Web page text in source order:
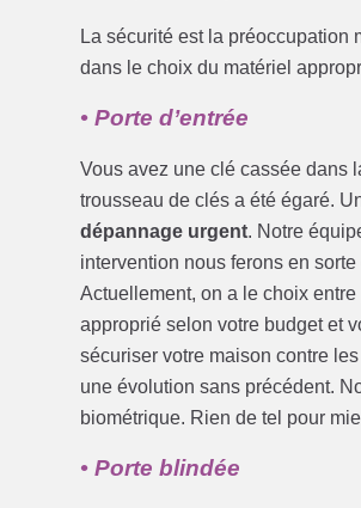
La sécurité est la
dans le choix du matériel
• Porte d’entrée
Vous avez une clé cassée dans
trousseau de clés a été égaré.
dépannage urgent. Notre
intervention nous ferons en
Actuellement, on a le choix
approprié selon votre budget et
sécuriser votre maison contre
une évolution sans précédent.
biométrique. Rien de tel pour
• Porte blindée